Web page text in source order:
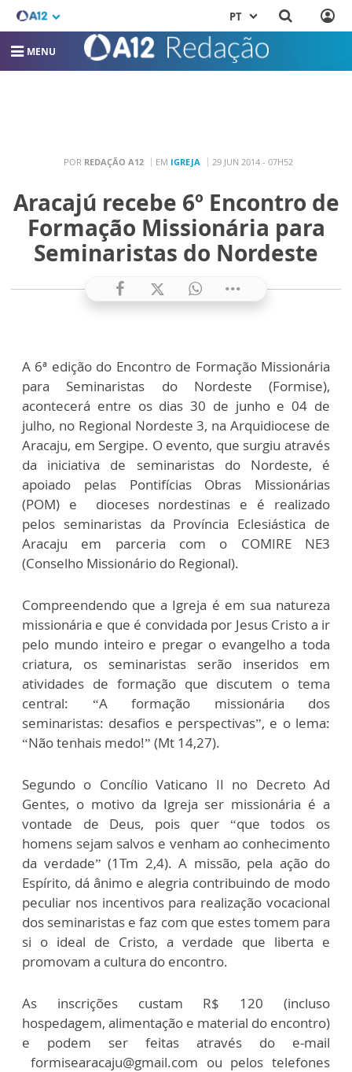
PT
MENU
POR REDAÇÃO A12 EM IGREJA 29 JUN 2014 - 07H52
Aracajú recebe 6º Encontro de
Formação Missionária para
Seminaristas do Nordeste
A 6ª edição do Encontro de Formação Missionária
para Seminaristas do Nordeste (Formise),
acontecerá entre os dias 30 de junho e 04 de
julho, no Regional Nordeste 3, na Arquidiocese de
Aracaju, em Sergipe. O evento, que surgiu através
da iniciativa de seminaristas do Nordeste, é
apoiado pelas Pontifícias Obras Missionárias
(POM) e dioceses nordestinas e é realizado
pelos seminaristas da Província Eclesiástica de
Aracaju em parceria com o COMIRE NE3
(Conselho Missionário do Regional).
Compreendendo que a Igreja é em sua natureza
missionária e que é convidada por Jesus Cristo a ir
pelo mundo inteiro e pregar o evangelho a toda
criatura, os seminaristas serão inseridos em
atividades de formação que discutem o tema
central: “A formação missionária dos
seminaristas: desafios e perspectivas”, e o lema:
“Não tenhais medo!” (Mt 14,27).
Segundo o Concílio Vaticano II no Decreto Ad
Gentes, o motivo da Igreja ser missionária é a
vontade de Deus, pois quer “que todos os
homens sejam salvos e venham ao conhecimento
da verdade” (1Tm 2,4). A missão, pela ação do
Espírito, dá ânimo e alegria contribuindo de modo
peculiar nos incentivos para realização vocacional
dos seminaristas e faz com que estes tomem para
si o ideal de Cristo, a verdade que liberta e
promovam a cultura do encontro.
As inscrições custam R$ 120 (incluso
hospedagem, alimentação e material do encontro)
e podem ser feitas através do e-mail
formisearacaju@gmail.com ou pelos telefones